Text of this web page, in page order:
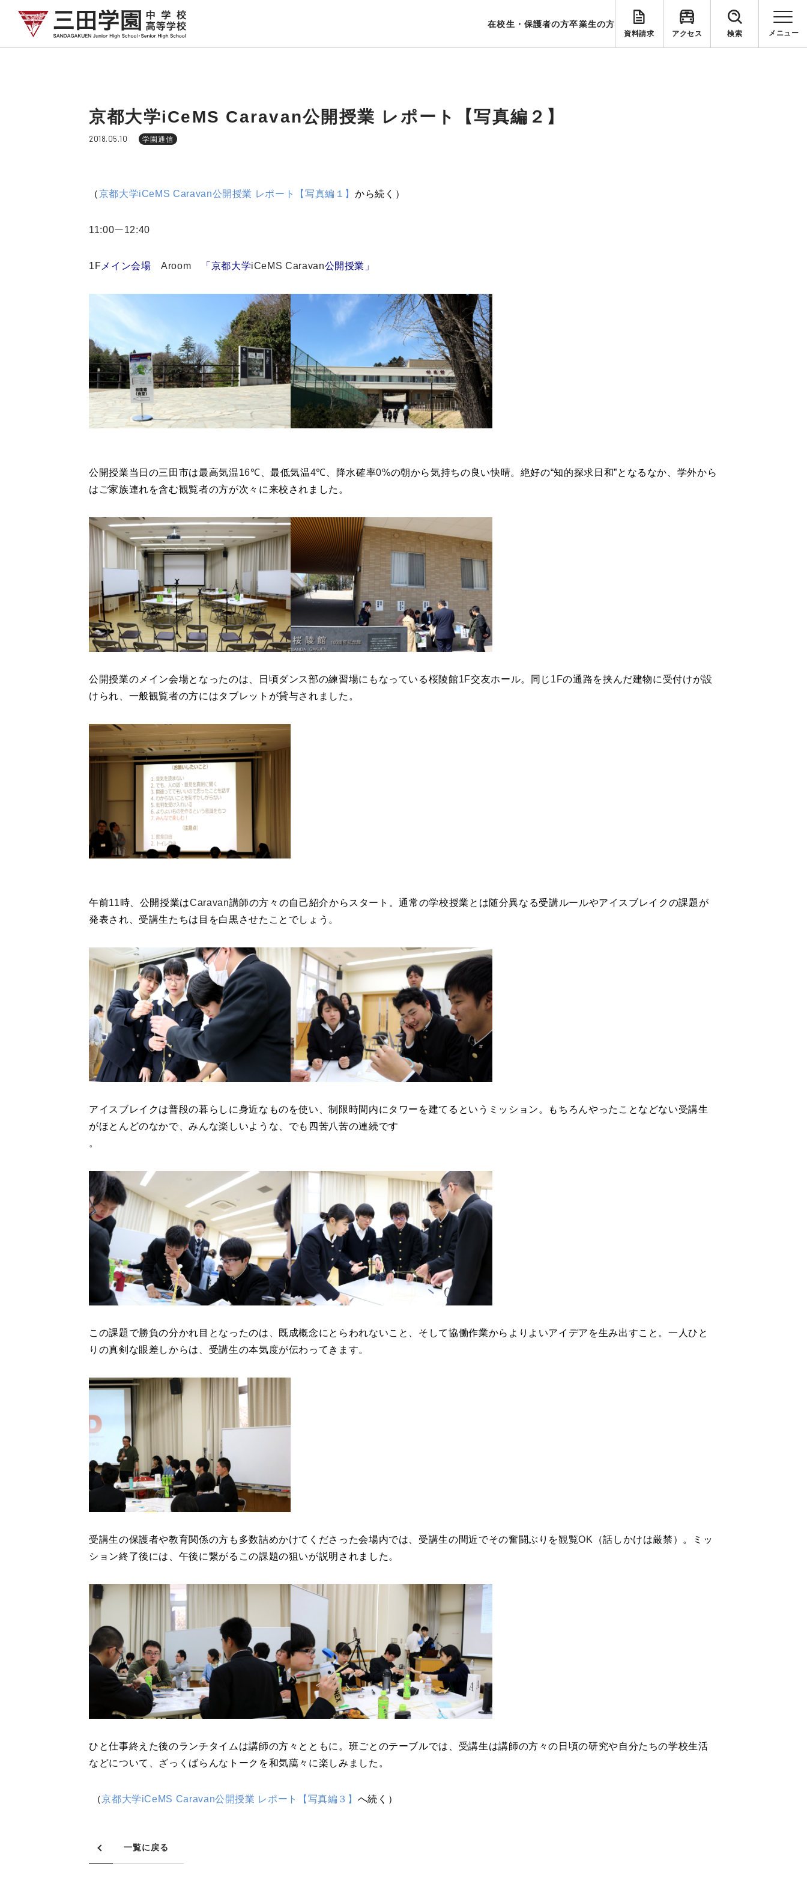
在校生・保護者の方卒業生の方
資料請求 アクセス 検索
京都大学iCeMS Caravan公開授業 レポート【写真編２】
2018.05.10 学園通信
（京都大学iCeMS Caravan公開授業 レポート【写真編１】から続く）
11:00ー12:40
1F メイン会場Aroom 「京都大学iCeMS Caravan公開授業」
公開授業当日の三田市は最高気温16℃ 、最低気温4℃ 、降水確率0%の朝から気持ちの良い快晴。絶好の“知的探求日和”となるなか、学外から
はご家族連れを含む観覧者の方が次々に来校されました。
公開授業のメイン会場となったのは、日頃ダンス部の練習場にもなっている桜陵館1F交友ホール。同じ 1Fの通路を挟んだ建物に受付けが設
けられ、一般観覧者の方にはタブレットが貸与されました。
午前11時、公開授業はCaravan講師の方々の自己紹介からスタート。通常の学校授業とは随分異なる受講ルールやアイスブレイクの課題が
発表され、受講生たちは目を白黒させたことでしょう。
アイスブレイクは普段の暮らしに身近なものを使い、制限時間内にタワーを建てるというミッション。もちろんやったことなどない受講生
がほとんどのなかで、みんな楽しいような、でも四苦八苦の連続です
。
この課題で勝負の分かれ目となったのは、既成概念にとらわれないこと、そして協働作業からよりよいアイデアを生み出すこと。一人ひと
りの真剣な眼差しからは、受講生の本気度が伝わってきます。
受講生の保護者や教育関係の方も多数詰めかけてくださった会場内では、受講生の間近でその奮闘ぶりを観覧OK （話しかけは厳禁）。ミッ
ション終了後には、午後に繋がるこの課題の狙いが説明されました。
ひと仕事終えた後のランチタイムは講師の方々とともに。班ごとのテーブルでは、受講生は講師の方々の日頃の研究や自分たちの学校生活
などについて、ざっくばらんなトークを和気藹々に楽しみました。
（京都大学iCeMS Caravan公開授業 レポート【写真編３】 へ続く）
一覧に戻る